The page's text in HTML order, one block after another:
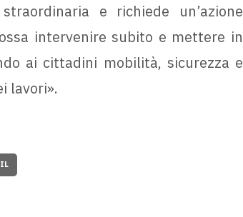
e richiede un’azione
intervenire subito e mettere in
ai cittadini mobilità, sicurezza e
lavori».